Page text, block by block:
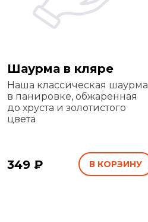
Шаурма в кляре
Наша классическая шаурма
в панировке, обжаренная
до хруста и золотистого
цвета
349 ₽ В КОРЗИНУ